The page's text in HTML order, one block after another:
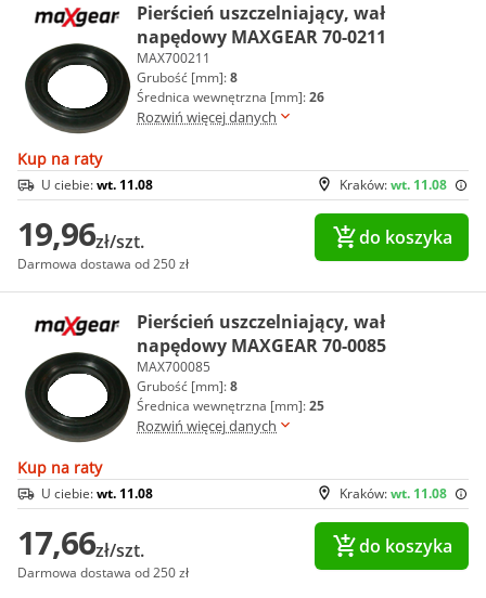
Pierścień uszczelniający, wał
napędowy MAXGEAR 70-0211
MAX700211
Grubość [mm]:8
Średnica wewnętrzna [mm]:26
Rozwiń więcej danych
Kup na raty
Kraków:wt. 11.08
U ciebie:wt. 11.08
19,96zł/szt.
Darmowa dostawa od 250 zł
do koszyka
Pierścień uszczelniający, wał
napędowy MAXGEAR 70-0085
MAX700085
Grubość [mm]:8
Średnica wewnętrzna [mm]:25
Rozwiń więcej danych
Kup na raty
Kraków:wt. 11.08
U ciebie:wt. 11.08
17,66zł/szt.
Darmowa dostawa od 250 zł
do koszyka